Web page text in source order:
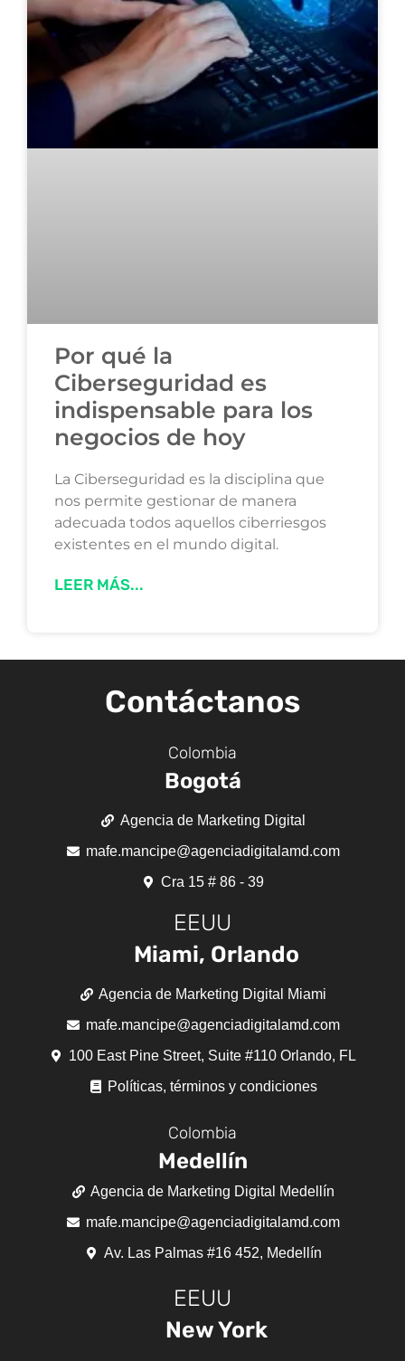
Por qué la
Ciberseguridad es
indispensable para los
negocios de hoy
La Ciberseguridad es la disciplina que
nos permite gestionar de manera
adecuada todos aquellos ciberriesgos
existentes en el mundo digital.
LEER MÁS...
Contáctanos
Colombia
Bogotá
Agencia de Marketing Digital
mafe.mancipe@agenciadigitalamd.com
Cra 15 # 86 - 39
EEUU
Miami, Orlando
Agencia de Marketing Digital Miami
mafe.mancipe@agenciadigitalamd.com
100 East Pine Street, Suite #110 Orlando, FL
Políticas, términos y condiciones
Colombia
Medellín
Agencia de Marketing Digital Medellín
mafe.mancipe@agenciadigitalamd.com
Av. Las Palmas #16 452, Medellín
EEUU
New York